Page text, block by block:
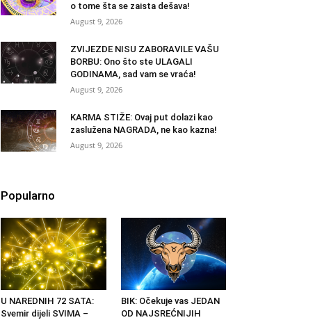
o tome šta se zaista dešava!
August 9, 2026
ZVIJEZDE NISU ZABORAVILE VAŠU
BORBU: Ono što ste ULAGALI
GODINAMA, sad vam se vraća!
August 9, 2026
KARMA STIŽE: Ovaj put dolazi kao
zaslužena NAGRADA, ne kao kazna!
August 9, 2026
Popularno
U NAREDNIH 72 SATA:
Svemir dijeli SVIMA –
BIK: Očekuje vas JEDAN
OD NAJSREĆNIJIH